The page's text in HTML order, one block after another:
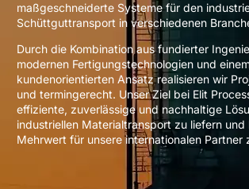
maßgeschneiderte Systeme für den
Schüttguttransport in verschiedenen
Durch die Kombination aus fundierter
modernen Fertigungstechnologien und
kundenorientierten Ansatz realisieren wir
und termingerecht. Unser Ziel bei Elit
effiziente, zuverlässige und nachhaltige
industriellen Materialtransport zu liefern
Mehrwert für unsere internationalen Partner